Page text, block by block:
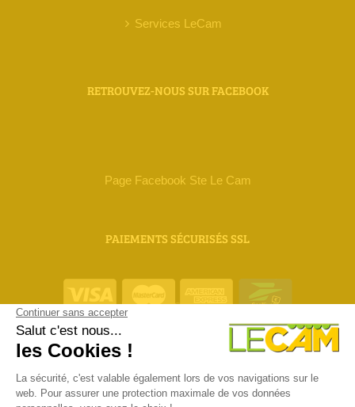
Services LeCam
RETROUVEZ-NOUS SUR FACEBOOK
Page Facebook Ste Le Cam
PAIEMENTS SÉCURISÉS SSL